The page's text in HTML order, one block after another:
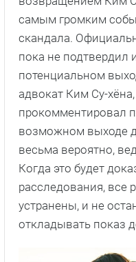
самым громким
скандала.
пока не
потенциальном
адвокат Ким Су-
прокомментировал
возможном выходе
весьма вероятно,
Когда это будет
расследования, все
устранены, и не
откладывать показ